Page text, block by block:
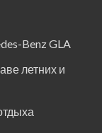
Benz GLA
летних и